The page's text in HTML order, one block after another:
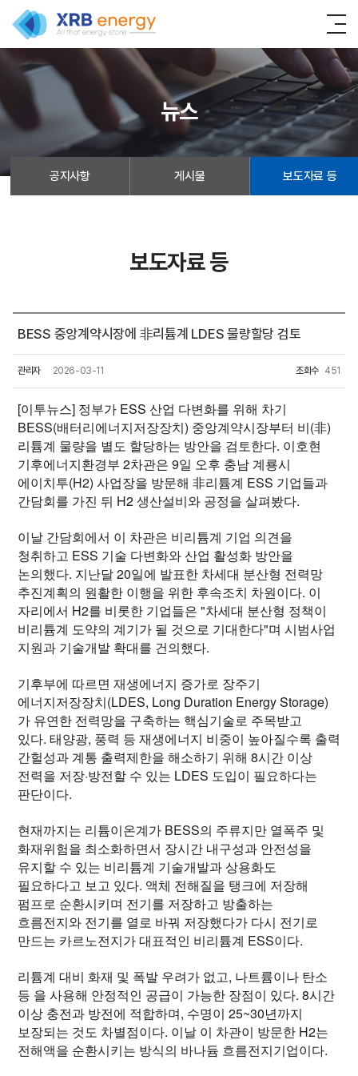
뉴스
공지사항 게시물 보도자료 등
보도자료 등
BESS 중앙계약시장에 非리튬계 LDES 물량할당 검토
관리자 2026-03-11 조회수 451
[이투뉴스] 정부가 ESS 산업 다변화를 위해 차기
BESS(배터리에너지저장장치) 중앙계약시장부터 비(非)
리튬계 물량을 별도 할당하는 방안을 검토한다. 이호현
기후에너지환경부 2차관은 9일 오후 충남 계룡시
에이치투(H2) 사업장을 방문해 非리튬계 ESS 기업들과
간담회를 가진 뒤 H2 생산설비와 공정을 살펴봤다.
이날 간담회에서 이 차관은 비리튬계 기업 의견을
청취하고 ESS 기술 다변화와 산업 활성화 방안을
논의했다. 지난달 20일에 발표한 차세대 분산형 전력망
추진계획의 원활한 이행을 위한 후속조치 차원이다. 이
자리에서 H2를 비롯한 기업들은 "차세대 분산형 정책이
비리튬계 도약의 계기가 될 것으로 기대한다"며 시범사업
지원과 기술개발 확대를 건의했다.
기후부에 따르면 재생에너지 증가로 장주기
에너지저장장치(LDES, Long Duration Energy Storage)
가 유연한 전력망을 구축하는 핵심기술로 주목받고
있다. 태양광, 풍력 등 재생에너지 비중이 높아질수록 출력
간헐성과 계통 출력제한을 해소하기 위해 8시간 이상
전력을 저장·방전할 수 있는 LDES 도입이 필요하다는
판단이다.
현재까지는 리튬이온계가 BESS의 주류지만 열폭주 및
화재위험을 최소화하면서 장시간 내구성과 안전성을
유지할 수 있는 비리튬계 기술개발과 상용화도
필요하다고 보고 있다. 액체 전해질을 탱크에 저장해
펌프로 순환시키며 전기를 저장하고 방출하는
흐름전지와 전기를 열로 바꿔 저장했다가 다시 전기로
만드는 카르노전지가 대표적인 비리튬계 ESS이다.
리튬계 대비 화재 및 폭발 우려가 없고, 나트륨이나 탄소
등 을 사용해 안정적인 공급이 가능한 장점이 있다. 8시간
이상 충전과 방전에 적합하며, 수명이 25~30년까지
보장되는 것도 차별점이다. 이날 이 차관이 방문한 H2는
전해액을 순환시키는 방식의 바나듐 흐름전지기업이다.